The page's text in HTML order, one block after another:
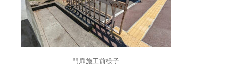
門扉施工前様子